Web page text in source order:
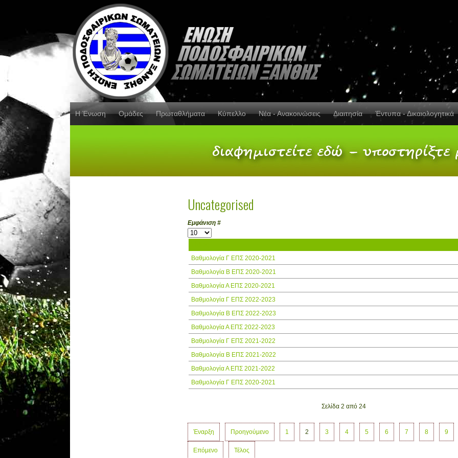
Η Ένωση Ομάδες Πρωταθλήματα Κύπελλο Νέα - Ανακοινώσεις Διαιτησία Έντυπα - Δικαιολογητικά
Uncategorised
Εμφάνιση #
Βαθμολογία Γ ΕΠΣ 2020-2021
Βαθμολογία Β ΕΠΣ 2020-2021
Βαθμολογία Α ΕΠΣ 2020-2021
Βαθμολογία Γ ΕΠΣ 2022-2023
Βαθμολογία Β ΕΠΣ 2022-2023
Βαθμολογία Α ΕΠΣ 2022-2023
Βαθμολογία Γ ΕΠΣ 2021-2022
Βαθμολογία Β ΕΠΣ 2021-2022
Βαθμολογία Α ΕΠΣ 2021-2022
Βαθμολογία Γ ΕΠΣ 2020-2021
Σελίδα 2 από 24
Έναρξη Προηγούμενο 1 2 3 4 5 6 7 8 9
Επόμενο Τέλος